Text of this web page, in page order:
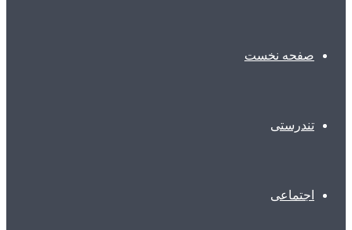
صفحه نخست
تندرستی
اجتماعی